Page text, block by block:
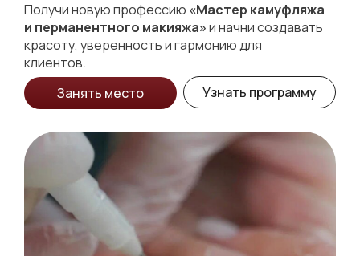
Получи новую профессию «Мастер камуфляжа
и перманентного макияжа»и начни создавать
красоту, уверенность и гармонию для
клиентов.
Узнать программу
Занять место